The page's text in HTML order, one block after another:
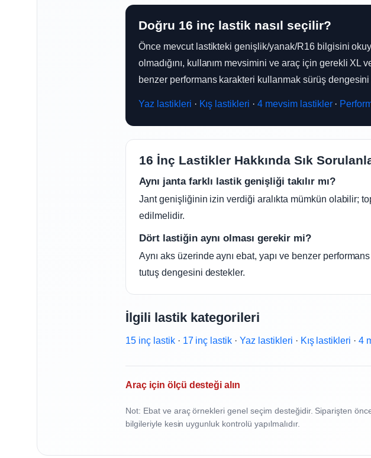
Doğru 16 inç lastik nasıl seçilir?
Önce mevcut lastikteki genişlik/yanak/R16 bilgisini
olmadığını, kullanım mevsimini ve araç için gerekli
benzer performans karakteri kullanmak sürüş dengesini
Yaz lastikleri · Kış lastikleri ·4 mevsim lastikler·
16 İnç Lastikler Hakkında Sık
Aynı janta farklı lastik genişliği takılır mı?
Jant genişliğinin izin verdiği aralıkta mümkün olabilir;
edilmelidir.
Dört lastiğin aynı olması gerekir mi?
Aynı aks üzerinde aynı ebat, yapı ve benzer
tutuş dengesini destekler.
İlgili lastik kategorileri
15 inç lastik· 17 inç lastik ·Yaz lastikleri · Kış lastikleri ·4
Araç için ölçü desteği alın
Not: Ebat ve araç örnekleri genel seçim desteğidir. Siparişten
bilgileriyle kesin uygunluk kontrolü yapılmalıdır.